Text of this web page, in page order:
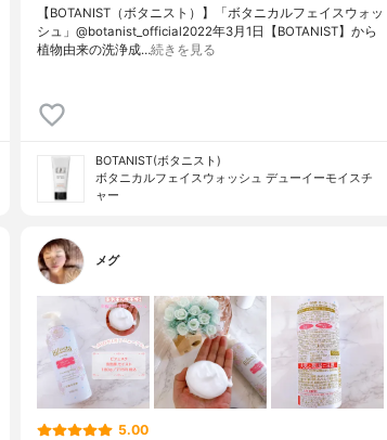
【BOTANIST（ボタニスト）】「ボタニカルフェイスウォッ
シュ」@botanist_official2022年3月1日【BOTANIST】から
植物由来の洗浄成…続きを見る
BOTANIST(ボタニスト)
ボタニカルフェイスウォッシュ デューイーモイスチ
ャー
メグ
5.00